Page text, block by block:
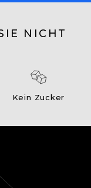
NICHT
Kein Zucker